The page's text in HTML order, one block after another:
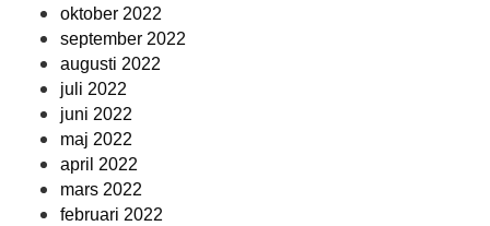
oktober 2022
september 2022
augusti 2022
juli 2022
juni 2022
maj 2022
april 2022
mars 2022
februari 2022